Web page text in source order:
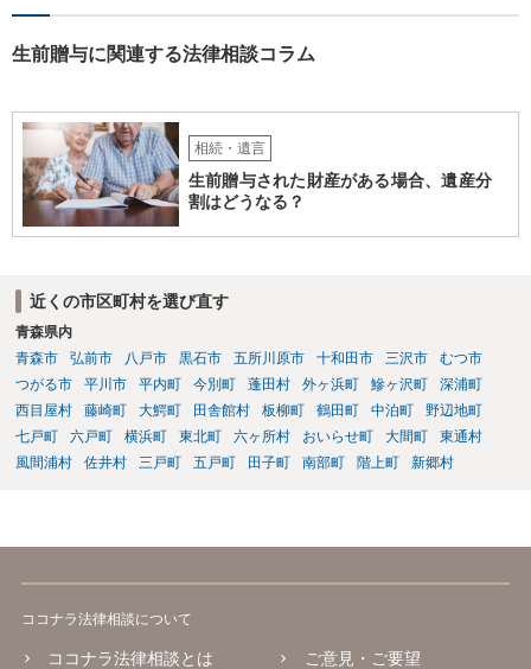
生前贈与に関連する法律相談コラム
相続・遺言
生前贈与された財産がある場合、遺産分
割はどうなる？
近くの市区町村を選び直す
青森県内
青森市
弘前市 八戸市 黒石市 五所川原市 十和田市 三沢市
むつ市
つがる市
平川市 平内町 今別町 蓬田村 外ヶ浜町 鰺ヶ沢町
深浦町
西目屋村
藤崎町 大鰐町 田舎館村 板柳町 鶴田町 中泊町
野辺地町
七戸町
六戸町 横浜町 東北町 六ヶ所村 おいらせ町 大間町
東通村
風間浦村
佐井村 三戸町 五戸町 田子町 南部町 階上町 新郷村
ココナラ法律相談について
ココナラ法律相談とは ご意見・ご要望